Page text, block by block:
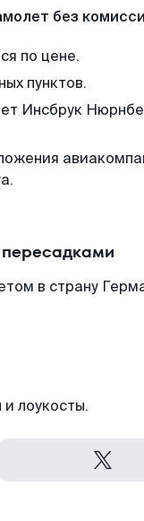
без
по цене.
пунктов.
Инсбрук
в страну
лоукосты.